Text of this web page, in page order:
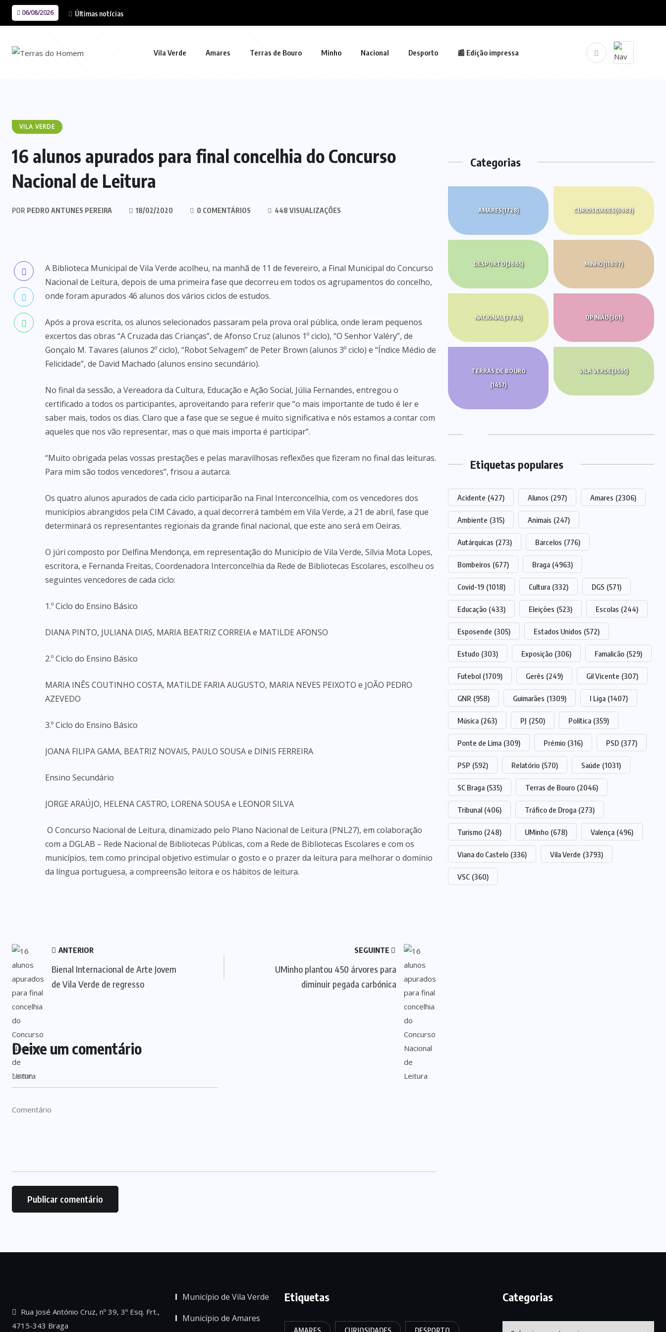
06/08/2026 Últimas notícias
Vila Verde Amares Terras de Bouro Minho Nacional Desporto 📰 Edição impressa
VILA VERDE
16 alunos apurados para final concelhia do Concurso
Nacional de Leitura
POR PEDRO ANTUNES PEREIRA 18/02/2020 0 COMENTÁRIOS 448 VISUALIZAÇÕES
A Biblioteca Municipal de Vila Verde acolheu, na manhã de 11 de fevereiro, a Final Municipal do Concurso
Nacional de Leitura, depois de uma primeira fase que decorreu em todos os agrupamentos do concelho,
onde foram apurados 46 alunos dos vários ciclos de estudos.
Após a prova escrita, os alunos selecionados passaram pela prova oral pública, onde leram pequenos
excertos das obras “A Cruzada das Crianças”, de Afonso Cruz (alunos 1º ciclo), “O Senhor Valéry”, de
Gonçalo M. Tavares (alunos 2º ciclo), “Robot Selvagem” de Peter Brown (alunos 3º ciclo) e “Índice Médio de
Felicidade”, de David Machado (alunos ensino secundário).
No final da sessão, a Vereadora da Cultura, Educação e Ação Social, Júlia Fernandes, entregou o
certificado a todos os participantes, aproveitando para referir que “o mais importante de tudo é ler e
saber mais, todos os dias. Claro que a fase que se segue é muito significativa e nós estamos a contar com
aqueles que nos vão representar, mas o que mais importa é participar”.
“Muito obrigada pelas vossas prestações e pelas maravilhosas reflexões que fizeram no final das leituras.
Para mim são todos vencedores”, frisou a autarca.
Os quatro alunos apurados de cada ciclo participarão na Final Interconcelhia, com os vencedores dos
municípios abrangidos pela CIM Cávado, a qual decorrerá também em Vila Verde, a 21 de abril, fase que
determinará os representantes regionais da grande final nacional, que este ano será em Oeiras.
O júri composto por Delfina Mendonça, em representação do Município de Vila Verde, Sílvia Mota Lopes,
escritora, e Fernanda Freitas, Coordenadora Interconcelhia da Rede de Bibliotecas Escolares, escolheu os
seguintes vencedores de cada ciclo:
1.º Ciclo do Ensino Básico
DIANA PINTO, JULIANA DIAS, MARIA BEATRIZ CORREIA e MATILDE AFONSO
2.º Ciclo do Ensino Básico
MARIA INÊS COUTINHO COSTA, MATILDE FARIA AUGUSTO, MARIA NEVES PEIXOTO e JOÃO PEDRO
AZEVEDO
3.º Ciclo do Ensino Básico
JOANA FILIPA GAMA, BEATRIZ NOVAIS, PAULO SOUSA e DINIS FERREIRA
Ensino Secundário
JORGE ARAÚJO, HELENA CASTRO, LORENA SOUSA e LEONOR SILVA
O Concurso Nacional de Leitura, dinamizado pelo Plano Nacional de Leitura (PNL27), em colaboração
com a DGLAB – Rede Nacional de Bibliotecas Públicas, com a Rede de Bibliotecas Escolares e com os
municípios, tem como principal objetivo estimular o gosto e o prazer da leitura para melhorar o domínio
da língua portuguesa, a compreensão leitora e os hábitos de leitura.
ANTERIOR
Bienal Internacional de Arte Jovem
de Vila Verde de regresso
SEGUINTE
UMinho plantou 450 árvores para
diminuir pegada carbónica
Deixe um comentário
Categorias
AMARES(1728) CURIOSIDADES(6982)
DESPORTO(2665) MINHO(11807)
NACIONAL(3784) OPINIÃO(301)
TERRAS DE BOURO
(1457)
VILA VERDE(3595)
Etiquetas populares
Acidente (427) Alunos (297) Amares (2306)
Ambiente (315) Animais (247)
Autárquicas (273) Barcelos (776)
Bombeiros (677) Braga (4963)
Covid-19 (1018) Cultura (332) DGS (571)
Educação (433) Eleições (523) Escolas (244)
Esposende (305) Estados Unidos (572)
Estudo (303) Exposição (306) Famalicão (529)
Futebol (1709) Gerês (249) Gil Vicente (307)
GNR (958) Guimarães (1309) I Liga (1407)
Música (263) PJ (250) Política (359)
Ponte de Lima (309) Prémio (316) PSD (377)
PSP (592) Relatório (570) Saúde (1031)
SC Braga (535) Terras de Bouro (2046)
Tribunal (406) Tráfico de Droga (273)
Turismo (248) UMinho (678) Valença (496)
Viana do Castelo (336) Vila Verde (3793)
VSC (360)
Rua José António Cruz, nº 39, 3º Esq. Frt.,
4715-343 Braga
Município de Vila Verde
Município de Amares
Etiquetas
AMARES CURIOSIDADES DESPORTO
Categorias